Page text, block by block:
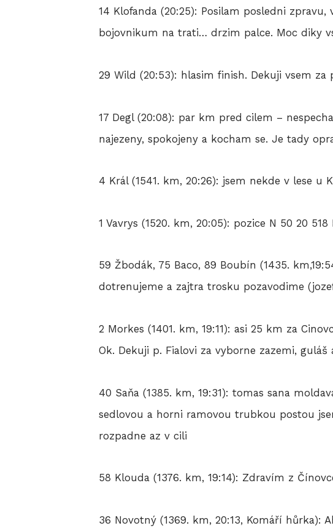
14 Klofanda (20:25): Posilam posledni
bojovnikum na trati… drzim palce. Moc diky
29 Wild (20:53): hlasim finish. Dekuji vsem
17 Degl (20:08): par km pred cilem –
najezeny, spokojeny a kocham se. Je tady
4 Král (1541. km, 20:26): jsem nekde v lese u
1 Vavrys (1520. km, 20:05): pozice N 50 20
59 Žbodák, 75 Baco, 89 Boubín (1435.
dotrenujeme a zajtra trosku pozavodime
2 Morkes (1401. km, 19:11): asi 25 km za
Ok. Dekuji p. Fialovi za vyborne zazemi, guláš
40 Saňa (1385. km, 19:31): tomas sana
sedlovou a horni ramovou trubkou postou
rozpadne az v cili
58 Klouda (1376. km, 19:14): Zdravím z
36 Novotný (1369. km, 20:13, Komáří hůrka):